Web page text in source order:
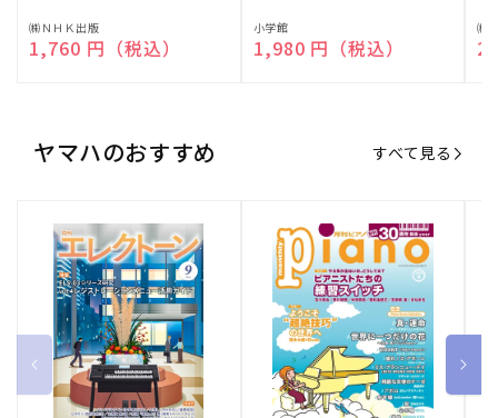
販
売
㈱ＮＨＫ出版
通常価格
1,760 円（税込）
販
売
小学館
通常価格
1,980 円（税込）
販
売
㈱
ヤマハのおすすめ すべて見る